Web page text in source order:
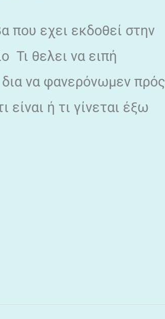
που εχει εκδοθεί στην
Τι θελει να ειπή
να φανερόνωμεν πρός
είναι ή τι γίνεται έξω